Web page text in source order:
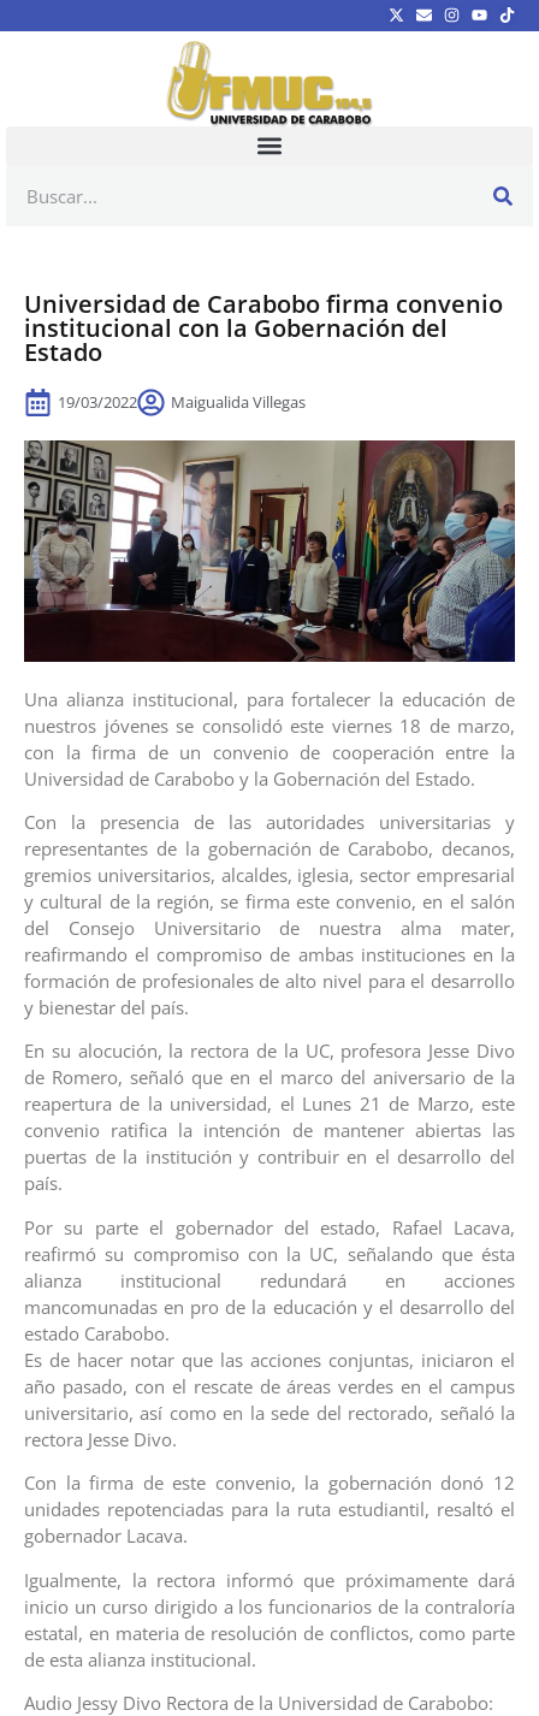
Universidad de Carabobo firma convenio
institucional con la Gobernación del
Estado
19/03/2022 Maigualida Villegas
Una alianza institucional, para fortalecer la educación de
nuestros jóvenes se consolidó este viernes 18 de marzo,
con la firma de un convenio de cooperación entre la
Universidad de Carabobo y la Gobernación del Estado.
Con la presencia de las autoridades universitarias y
representantes de la gobernación de Carabobo, decanos,
gremios universitarios, alcaldes, iglesia, sector empresarial
y cultural de la región, se firma este convenio, en el salón
del Consejo Universitario de nuestra alma mater,
reafirmando el compromiso de ambas instituciones en la
formación de profesionales de alto nivel para el desarrollo
y bienestar del país.
En su alocución, la rectora de la UC, profesora Jesse Divo
de Romero, señaló que en el marco del aniversario de la
reapertura de la universidad, el Lunes 21 de Marzo, este
convenio ratifica la intención de mantener abiertas las
puertas de la institución y contribuir en el desarrollo del
país.
Por su parte el gobernador del estado, Rafael Lacava,
reafirmó su compromiso con la UC, señalando que ésta
alianza institucional redundará en acciones
mancomunadas en pro de la educación y el desarrollo del
estado Carabobo.
Es de hacer notar que las acciones conjuntas, iniciaron el
año pasado, con el rescate de áreas verdes en el campus
universitario, así como en la sede del rectorado, señaló la
rectora Jesse Divo.
Con la firma de este convenio, la gobernación donó 12
unidades repotenciadas para la ruta estudiantil, resaltó el
gobernador Lacava.
Igualmente, la rectora informó que próximamente dará
inicio un curso dirigido a los funcionarios de la contraloría
estatal, en materia de resolución de conflictos, como parte
de esta alianza institucional.
Audio Jessy Divo Rectora de la Universidad de Carabobo: